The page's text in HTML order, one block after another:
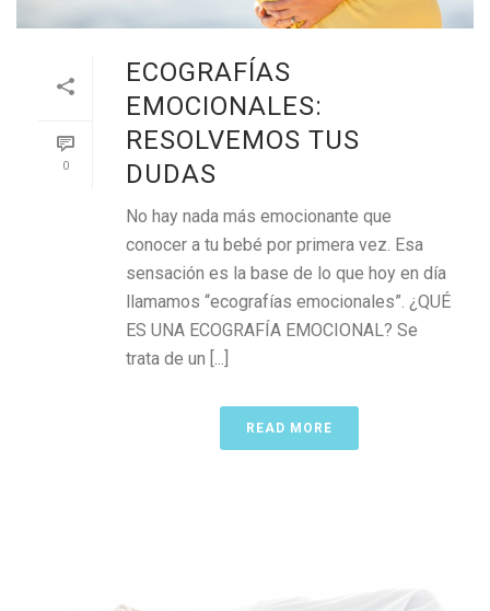
0
ECOGRAFÍAS
EMOCIONALES:
RESOLVEMOS TUS
DUDAS
No hay nada más emocionante que
conocer a tu bebé por primera vez. Esa
sensación es la base de lo que hoy en día
llamamos “ecografías emocionales”. ¿QUÉ
ES UNA ECOGRAFÍA EMOCIONAL? Se
trata de un [...]
READ MORE